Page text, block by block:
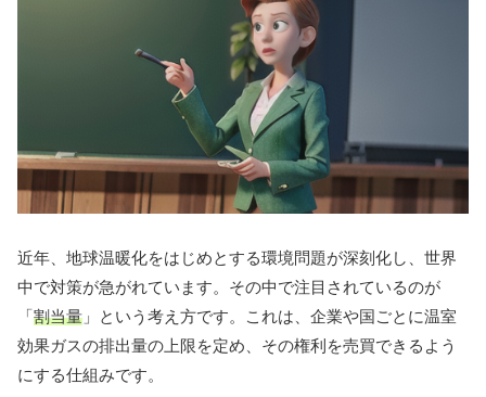
近年、地球温暖化をはじめとする環境問題が深刻化し、世界
中で対策が急がれています。その中で注目されているのが
「割当量 」という考え方です。これは、企業や国ごとに温室
効果ガスの排出量の上限を定め、その権利を売買できるよう
にする仕組みです。